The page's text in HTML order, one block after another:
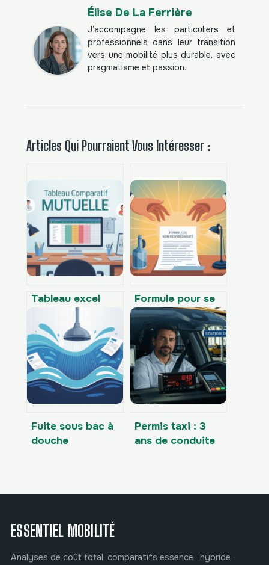
Élise De La Ferrière
J’accompagne les particuliers et
professionnels dans leur transition
vers une mobilité plus durable, avec
pragmatisme et passion.
Articles Qui Pourraient Vous Intéresser :
Tableau excel
mutuelle : le guide
pratique pour
bien choisir
Formule pour se
dégager de
toutes
responsabilités :
ce qu’il est
vraiment possible
de faire
Fuite sous bac à
douche
Permis taxi : 3
ans de conduite
ESSENTIEL MOBILITÉ
Analyses de coût total, comparatifs essence · hybride ·